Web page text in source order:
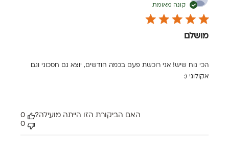
קונה מאומת
מושלם
הכי נוח שיש! אני רוכשת פעם בכמה חודשים, יוצא גם חסכוני וגם
אקולוגי (:
האם הביקורת הזו הייתה מועילה?
0
0